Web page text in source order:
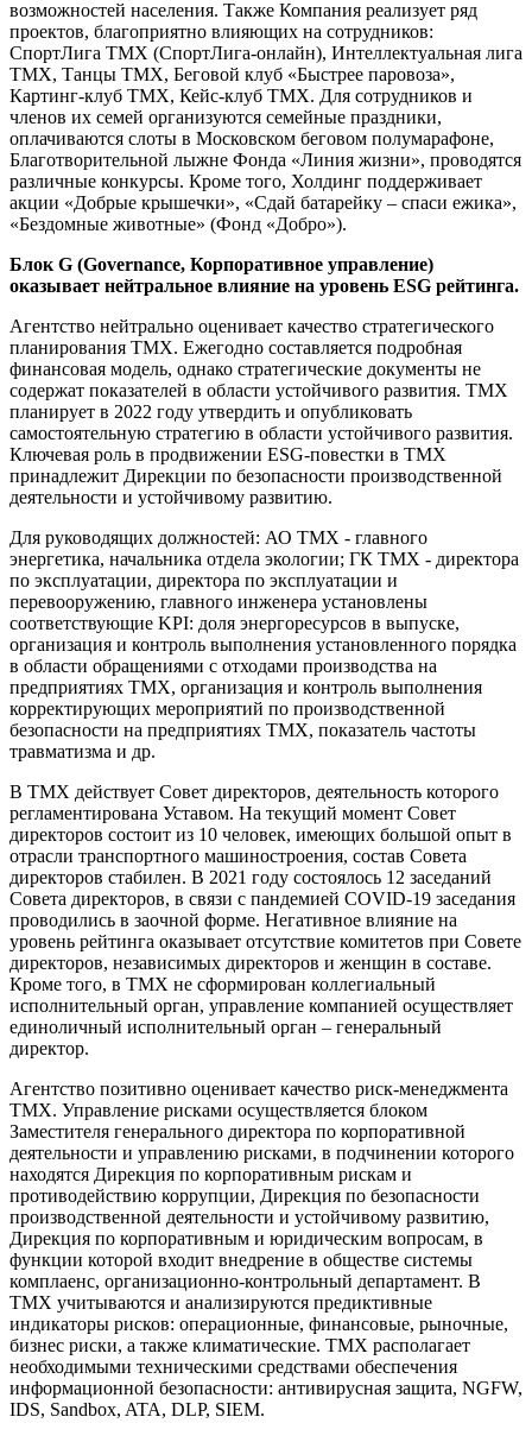
возможностей населения. Также Компания реализует ряд
проектов, благоприятно влияющих на сотрудников:
СпортЛига ТМХ (СпортЛига-онлайн), Интеллектуальная лига
ТМХ, Танцы ТМХ, Беговой клуб «Быстрее паровоза»,
Картинг-клуб ТМХ, Кейс-клуб ТМХ. Для сотрудников и
членов их семей организуются семейные праздники,
оплачиваются слоты в Московском беговом полумарафоне,
Благотворительной лыжне Фонда «Линия жизни», проводятся
различные конкурсы. Кроме того, Холдинг поддерживает
акции «Добрые крышечки», «Сдай батарейку – спаси ежика»,
«Бездомные животные» (Фонд «Добро»).
Блок G (Governance, Корпоративное управление)
оказывает нейтральное влияние на уровень ESG рейтинга.
Агентство нейтрально оценивает качество стратегического
планирования ТМХ. Ежегодно составляется подробная
финансовая модель, однако стратегические документы не
содержат показателей в области устойчивого развития. ТМХ
планирует в 2022 году утвердить и опубликовать
самостоятельную стратегию в области устойчивого развития.
Ключевая роль в продвижении ESG-повестки в ТМХ
принадлежит Дирекции по безопасности производственной
деятельности и устойчивому развитию.
Для руководящих должностей: АО ТМХ - главного
энергетика, начальника отдела экологии; ГК ТМХ - директора
по эксплуатации, директора по эксплуатации и
перевооружению, главного инженера установлены
соответствующие KPI: доля энергоресурсов в выпуске,
организация и контроль выполнения установленного порядка
в области обращениями с отходами производства на
предприятиях ТМХ, организация и контроль выполнения
корректирующих мероприятий по производственной
безопасности на предприятиях ТМХ, показатель частоты
травматизма и др.
В ТМХ действует Совет директоров, деятельность которого
регламентирована Уставом. На текущий момент Совет
директоров состоит из 10 человек, имеющих большой опыт в
отрасли транспортного машиностроения, состав Совета
директоров стабилен. В 2021 году состоялось 12 заседаний
Совета директоров, в связи с пандемией COVID-19 заседания
проводились в заочной форме. Негативное влияние на
уровень рейтинга оказывает отсутствие комитетов при Совете
директоров, независимых директоров и женщин в составе.
Кроме того, в ТМХ не сформирован коллегиальный
исполнительный орган, управление компанией осуществляет
единоличный исполнительный орган – генеральный
директор.
Агентство позитивно оценивает качество риск-менеджмента
ТМХ. Управление рисками осуществляется блоком
Заместителя генерального директора по корпоративной
деятельности и управлению рисками, в подчинении которого
находятся Дирекция по корпоративным рискам и
противодействию коррупции, Дирекция по безопасности
производственной деятельности и устойчивому развитию,
Дирекция по корпоративным и юридическим вопросам, в
функции которой входит внедрение в обществе системы
комплаенс, организационно-контрольный департамент. В
ТМХ учитываются и анализируются предиктивные
индикаторы рисков: операционные, финансовые, рыночные,
бизнес риски, а также климатические. ТМХ располагает
необходимыми техническими средствами обеспечения
информационной безопасности: антивирусная защита, NGFW,
IDS, Sandbox, ATA, DLP, SIEM.